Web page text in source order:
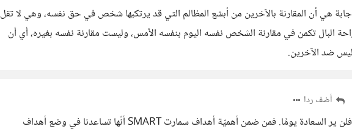
هي أن المقارنة بالآخرين من أبشع المظالم التي قد يرتكبها شخص في حق نفسه، وهي لا تقل
البال تكمن في مقارنة الشخص نفسه اليوم بنفسه الأمس، وليست مقارنة نفسه بغيره، أي أن
ضد الآخرين.
أضف ردا
من يضع هذا الهدف في حياته فلن ير السعادة يومًا. فمن ضمن أهميّة أهداف سمارت SMART أنّها تساعدنا في وضع أهداف